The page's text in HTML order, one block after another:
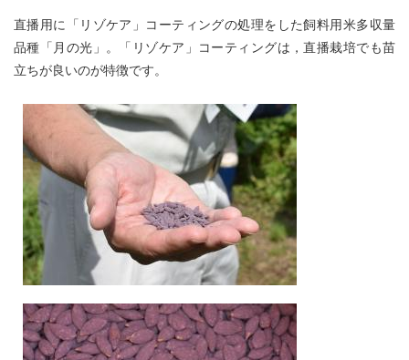
直播用に「リゾケア」コーティングの処理をした飼料用米多収量
品種「月の光」。「リゾケア」コーティングは，直播栽培でも苗
立ちが良いのが特徴です。​